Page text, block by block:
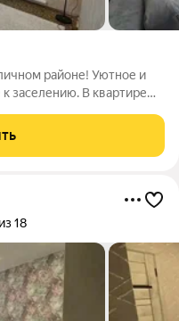
районе! Уютное и
заселению. В квартире
Приглашаем к
18